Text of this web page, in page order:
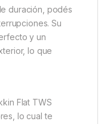
duración, podés
Su
y un
lo que
Flat TWS
lo cual te